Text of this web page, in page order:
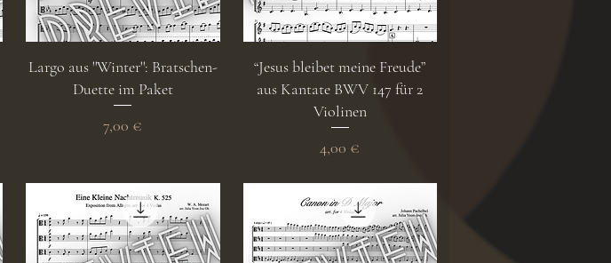
Schnellansicht
Largo aus ''Winter'': Bratschen-
Duette im Paket
Preis
7,00 €
Schnellansicht
“Jesus bleibet meine Freude”
aus Kantate BWV 147 für 2
Violinen
Preis
4,00 €